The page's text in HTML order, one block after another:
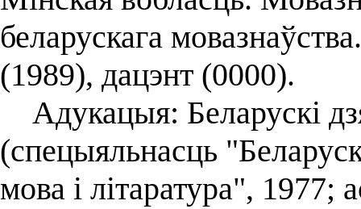
беларускага
(1989), дацэнт (0000).
Адукацыя: Беларускі
(спецыяльнасць
мова і літаратура", 1977;